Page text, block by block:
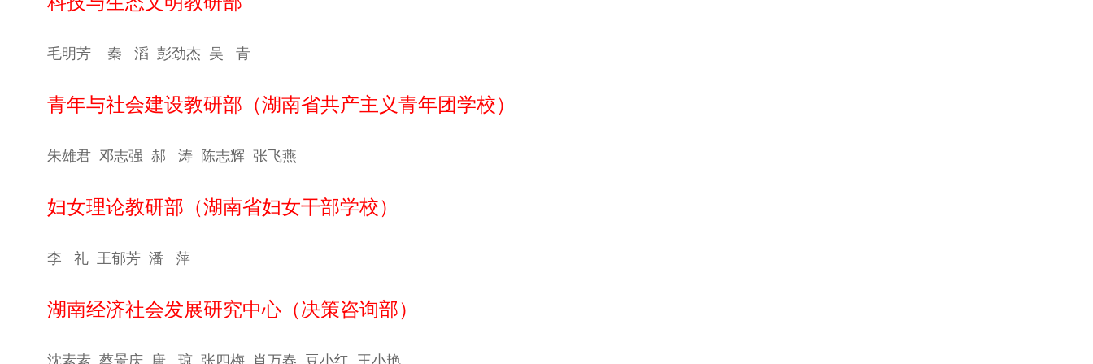
毛明芳 秦 滔 彭劲杰 吴 青
青年与社会建设教研部（湖南省共产主义青年团学校）
朱雄君 邓志强 郝 涛 陈志辉 张飞燕
妇女理论教研部（湖南省妇女干部学校）
李 礼 王郁芳 潘 萍
湖南经济社会发展研究中心（决策咨询部）
沈素素 蔡景庆 唐 琼 张四梅 肖万春 豆小红 王小艳